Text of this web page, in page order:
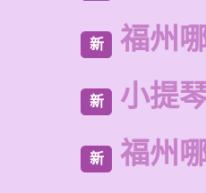
新 福州
新 小提
新 福州